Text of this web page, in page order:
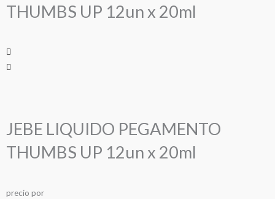
THUMBS UP 12un x 20ml
JEBE LIQUIDO PEGAMENTO
THUMBS UP 12un x 20ml
precio por